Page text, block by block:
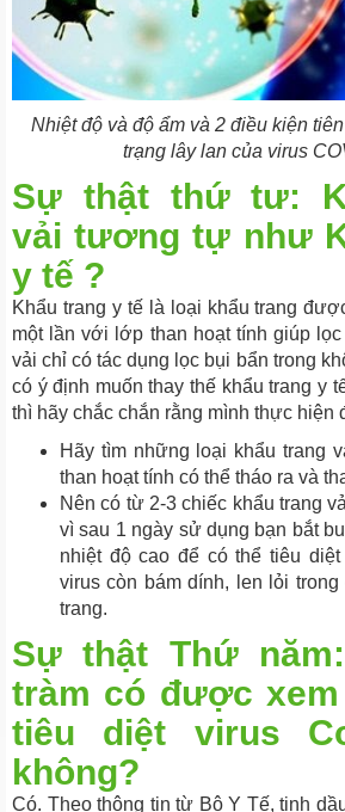
Nhiệt độ và độ ẩm và 2 điều kiện
trạng lây lan của virus
Sự thật thứ tư:
vải tương tự như
y tế ?
Khẩu trang y tế là loại khẩu trang
một lần với lớp than hoạt tính giúp
vải chỉ có tác dụng lọc bụi bẩn trong
có ý định muốn thay thế khẩu trang y
thì hãy chắc chắn rằng mình thực hiện
Hãy tìm những loại khẩu trang
than hoạt tính có thể tháo ra và
Nên có từ 2-3 chiếc khẩu trang
vì sau 1 ngày sử dụng bạn bắt
nhiệt độ cao để có thể tiêu
virus còn bám dính, len lỏi
trang.
Sự thật Thứ
tràm có được
tiêu diệt virus
không?
Có. Theo thông tin từ Bộ Y Tế, tinh